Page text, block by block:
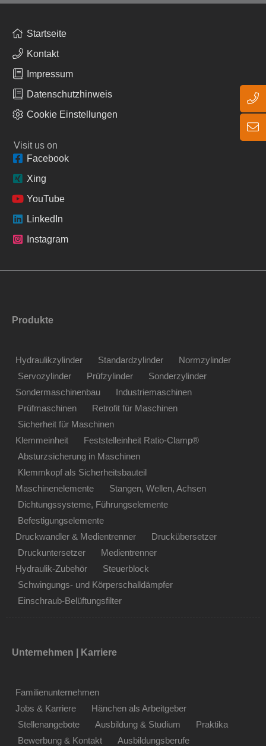
Startseite
Kontakt
Impressum
Datenschutzhinweis
Cookie Einstellungen
Visit us on
Facebook
Xing
YouTube
LinkedIn
Instagram
Produkte
Hydraulikzylinder Standardzylinder
Normzylinder
Servozylinder
Prüfzylinder
Sonderzylinder
Sondermaschinenbau
Industriemaschinen
Prüfmaschinen
Retrofit für Maschinen
Sicherheit für Maschinen
Klemmeinheit
Feststelleinheit Ratio-Clamp®
Absturzsicherung in Maschinen
Klemmkopf als Sicherheitsbauteil
Maschinenelemente
Stangen, Wellen, Achsen
Dichtungssysteme, Führungselemente
Befestigungselemente
Druckwandler & Medientrenner
Druckübersetzer
Druckuntersetzer
Medientrenner
Hydraulik-Zubehör
Steuerblock
Schwingungs- und Körperschalldämpfer
Einschraub-Belüftungsfilter
Unternehmen | Karriere
Familienunternehmen
Jobs & Karriere
Hänchen als Arbeitgeber
Stellenangebote
Ausbildung & Studium
Praktika
Bewerbung & Kontakt
Ausbildungsberufe